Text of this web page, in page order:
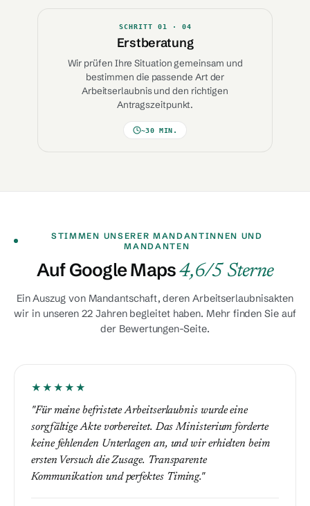
SCHRITT 01 · 04
Erstberatung
Wir prüfen Ihre Situation gemeinsam und
bestimmen die passende Art der
Arbeitserlaubnis und den richtigen
Antragszeitpunkt.
~30 MIN.
STIMMEN UNSERER MANDANTINNEN UND
MANDANTEN
Auf Google Maps4,6/5 Sterne
Ein Auszug von Mandantschaft, deren Arbeitserlaubnisakten
wir in unseren 22 Jahren begleitet haben. Mehr finden Sie auf
der Bewertungen-Seite.
★★★★★
"Für meine befristete Arbeitserlaubnis wurde eine
sorgfältige Akte vorbereitet. Das Ministerium forderte
keine fehlenden Unterlagen an, und wir erhielten beim
ersten Versuch die Zusage. Transparente
Kommunikation und perfektes Timing."
★★★★★
"Bei unserer ersten ausländischen Einstellung wussten
wir gar nichts. Die Kriterien wurden vorab geprüft, wir
haben keine Akte umsonst eröffnet."
★★★★★
"Meine Arbeitserlaubnis wurde abgelehnt; am 25. Tag
wandte ich mich an JS Vural. Sie bereiteten die
Widerspruchsakte mit den richtigen Gründen vor, und
die Erlaubnis wurde genehmigt."